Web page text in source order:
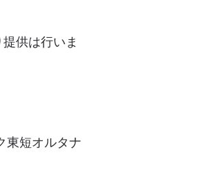
供は行いま
東短オルタナ